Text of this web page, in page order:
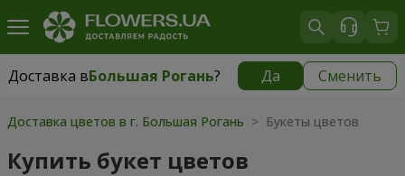
Доставка вБольшая Рогань? Да Сменить
Доставка вБольшая Рогань|бесплатно
Доставка цветов в г. Большая Рогань > Букеты цветов
Купить букет цветов